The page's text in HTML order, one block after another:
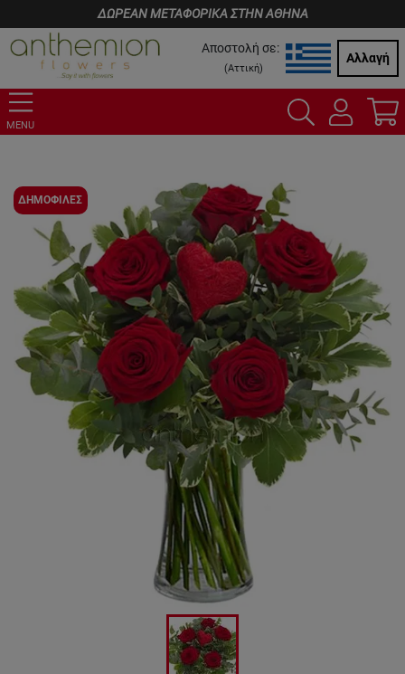
ΔΩΡΕΑΝ ΜΕΤΑΦΟΡΙΚΑ ΣΤΗΝ ΑΘΗΝΑ
Αποστολή σε:
(Αττική)
Αλλαγή
MENU
ΔΗΜΟΦΙΛΕΣ